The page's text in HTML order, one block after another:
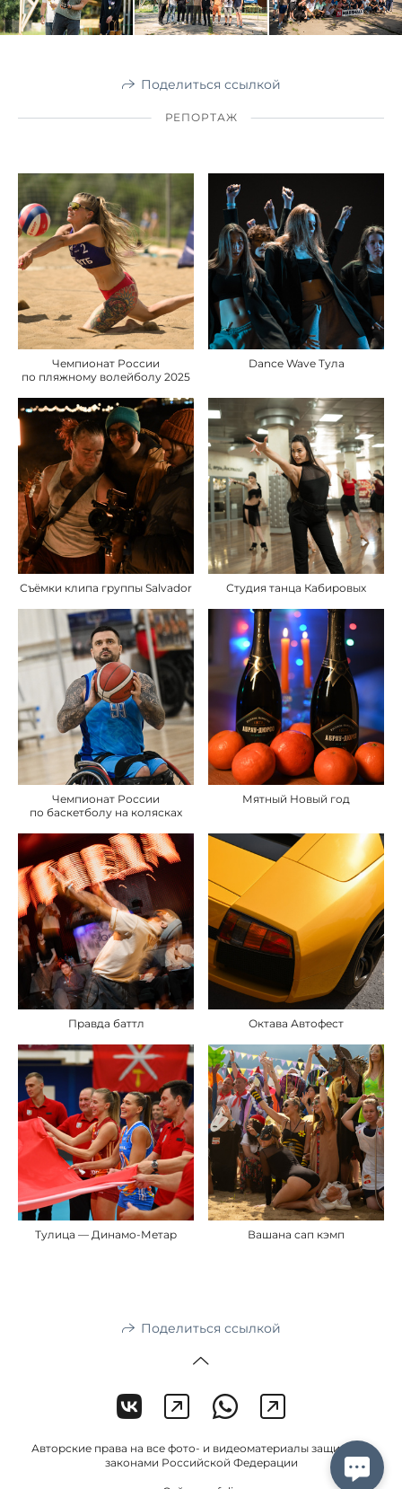
Поделиться ссылкой
РЕПОРТАЖ
Чемпионат России
по пляжному волейболу 2025
Dance Wave Тула
Съёмки клипа группы Salvador Студия танца Кабировых
Чемпионат России
по баскетболу на колясках
Мятный Новый год
Правда баттл Октава Автофест
Тулица — Динамо-Метар Вашана сап кэмп
Поделиться ссылкой
Авторские права на все фото- и видеоматериалы защищены
законами Российской Федерации